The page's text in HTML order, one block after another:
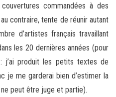
commandées à des
contraire, tente de réunir autant
d’artistes français travaillant
les 20 dernières années (pour
j’ai produit les petits textes de
je me garderai bien d’estimer la
ne peut être juge et partie).